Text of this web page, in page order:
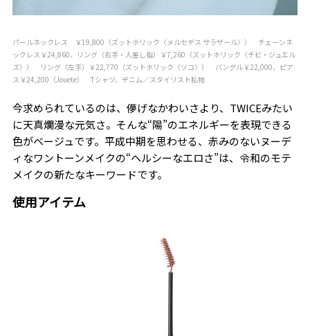
パールネックレス ￥19,800（ズットホリック〈メルセデス サラザール〉） チェーンネ
ックレス￥24,860、リング（右手・人差し指）￥7,260（ズットホリック〈チビ・ジュエル
ズ〉） リング（左手）￥22,770（ズットホリック〈ソコ〉） バングル￥22,000、ピア
ス￥24,200（Jouete） Tシャツ、デニム／スタイリスト私物
今求められているのは、儚げなかわいさより、TWICEみたい
に天真爛漫な元気さ。そんな“陽”のエネルギーを表現できる
色がベージュです。平成中期を思わせる、赤みのないヌーデ
ィなワントーンメイクの“ヘルシーなエロさ”は、令和のモテ
メイクの新たなキーワードです。
使用アイテム